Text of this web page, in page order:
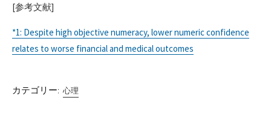
[参考文献]
*1: Despite high objective numeracy, lower numeric confidence
relates to worse financial and medical outcomes
カテゴリー: 心理